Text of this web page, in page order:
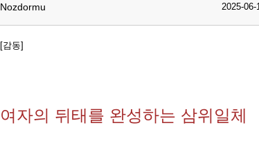
Nozdormu 2025-06-
[감동]
여자의 뒤태를 완성하는 삼위일체